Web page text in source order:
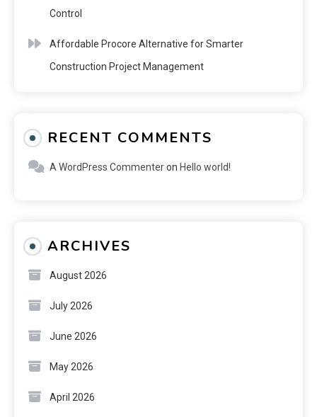
Control
Affordable Procore Alternative for Smarter
Construction Project Management
RECENT COMMENTS
A WordPress Commenteron Hello world!
ARCHIVES
August 2026
July 2026
June 2026
May 2026
April 2026